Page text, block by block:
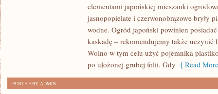
elementami japońskiej mieszanki
jasnopopielate i czerwonobrązowe bryły
wodne. Ogród japoński powinien
kaskadę – rekomendujemy także
Wolno w tym celu użyć pojemnika
po ułożonej grubej folii. Gdy [ Read
POSTED BY ADMIN